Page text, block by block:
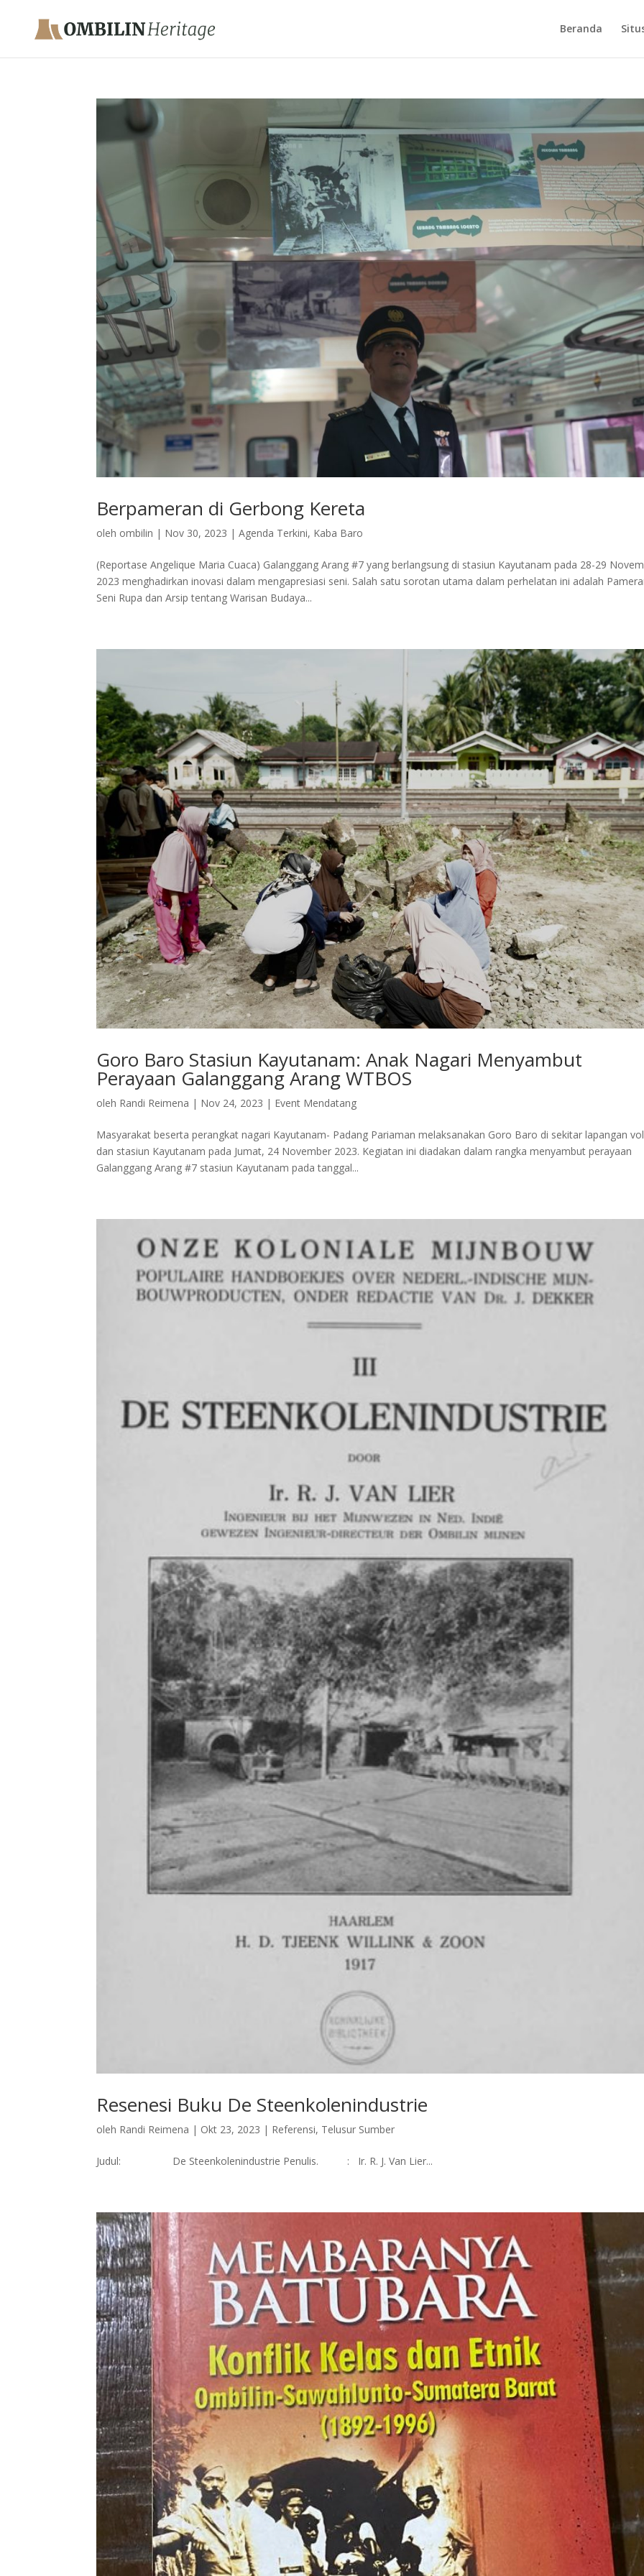
Beranda
Berpameran di Gerbong Kereta
oleh ombilin | Nov 30, 2023 |Agenda Terkini, Kaba Baro
(Reportase Angelique Maria Cuaca) Galanggang Arang #7 yang berlangsung di stasiun Kayutanam pada 28-29
2023 menghadirkan inovasi dalam mengapresiasi seni. Salah satu sorotan utama dalam perhelatan ini adalah
Seni Rupa dan Arsip tentang Warisan Budaya...
Goro Baro Stasiun Kayutanam: Anak Nagari Menyambut
Perayaan Galanggang Arang WTBOS
oleh Randi Reimena | Nov 24, 2023 | Event Mendatang
Masyarakat beserta perangkat nagari Kayutanam- Padang Pariaman melaksanakan Goro Baro di sekitar lapangan
dan stasiun Kayutanam pada Jumat, 24 November 2023. Kegiatan ini diadakan dalam rangka menyambut perayaan
Galanggang Arang #7 stasiun Kayutanam pada tanggal...
Resenesi Buku De Steenkolenindustrie
oleh Randi Reimena | Okt 23, 2023 | Referensi, Telusur Sumber
Judul: De Steenkolenindustrie Penulis. : Ir. R. J. Van Lier...